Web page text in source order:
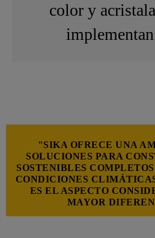
color y
"SIKA OFRECE UNA
SOLUCIONES PARA
SOSTENIBLES
CONDICIONES
ES EL ASPECTO
MAYOR